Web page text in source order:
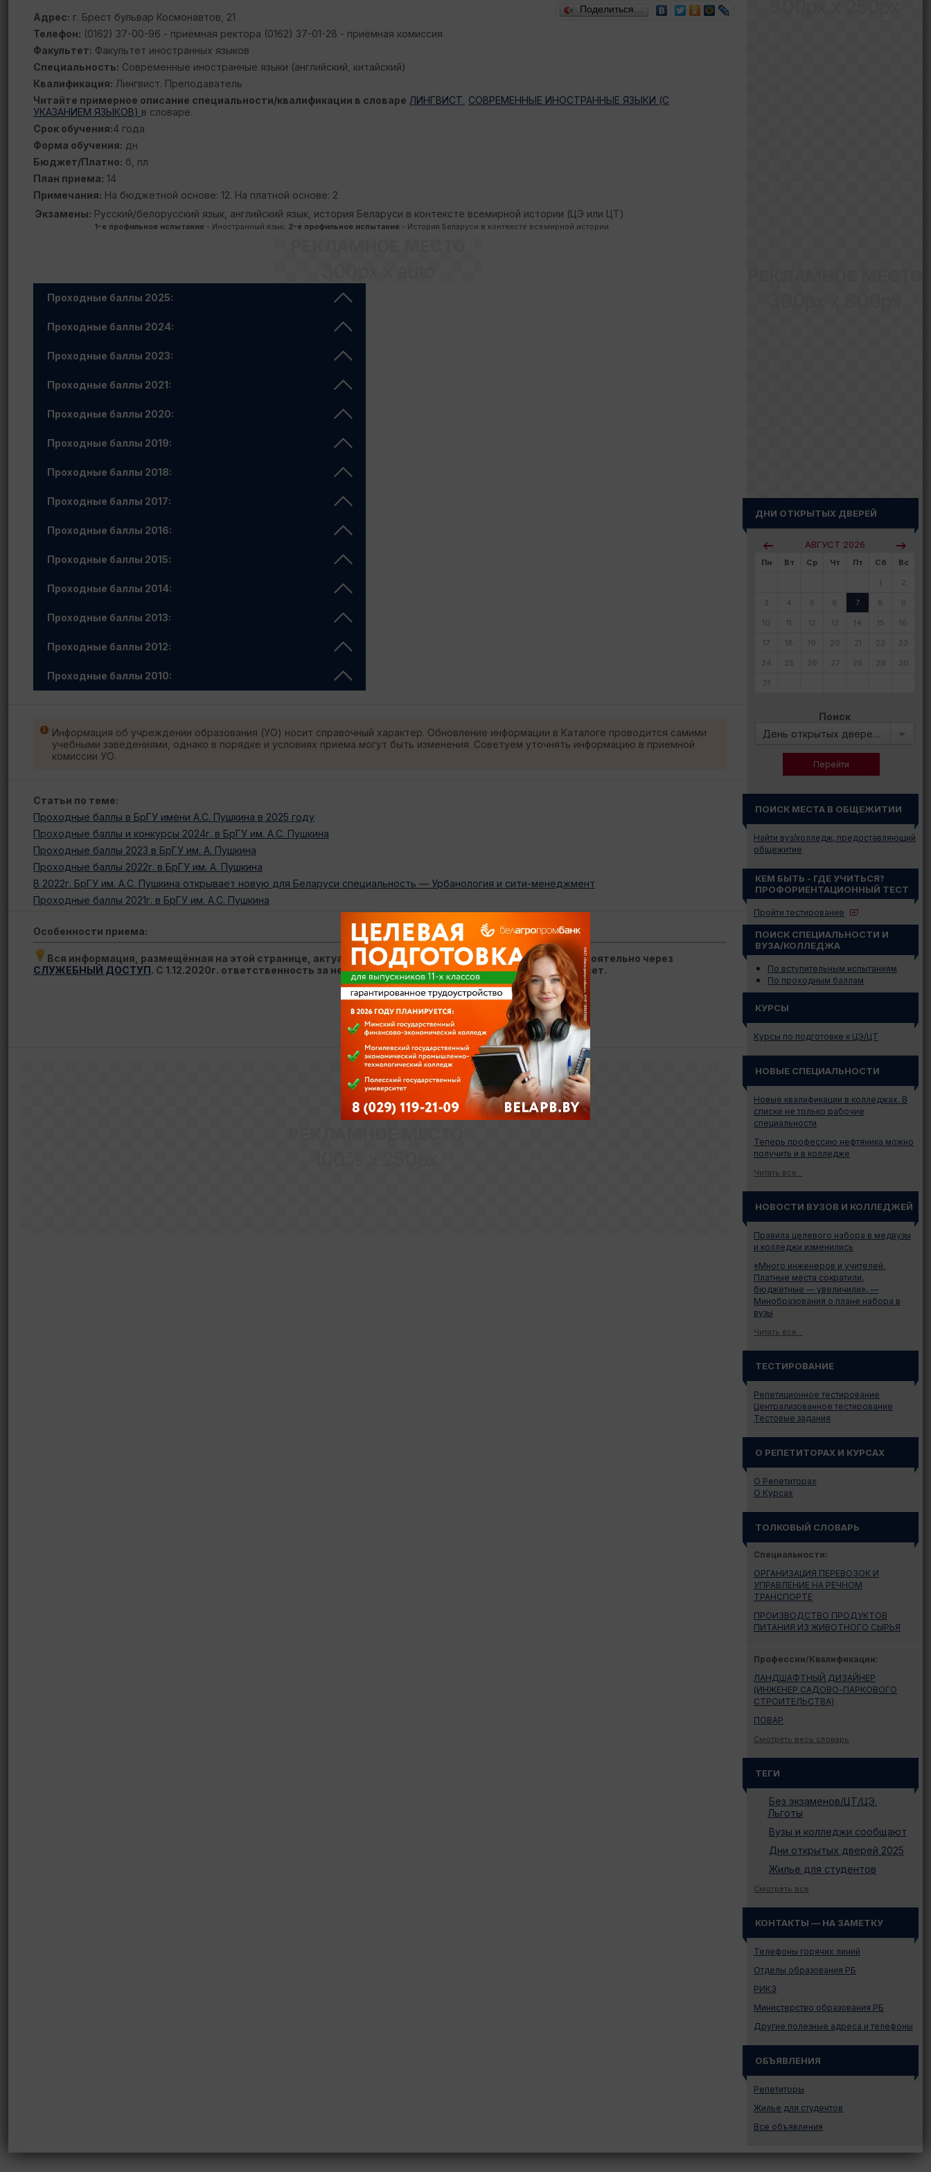
Поделиться…
Адрес: г. Брест бульвар Космонавтов, 21
Телефон: (0162) 37-00-96 - приёмная ректора (0162) 37-01-28 - приёмная комиссия
Факультет: Факультет иностранных языков
Специальность: Современные иностранные языки (английский, китайский)
Квалификация: Лингвист. Преподаватель
Читайте примерное описание специальности/квалификации в словаре ЛИНГВИСТ СОВРЕМЕННЫЕ ИНОСТРАННЫЕ ЯЗЫКИ (С
УКАЗАНИЕМ ЯЗЫКОВ) в словаре.
Срок обучения:4 года
Форма обучения: дн
Бюджет/Платно: б, пл
План приема: 14
Примечания: На бюджетной основе: 12. На платной основе: 2
Экзамены: Русский/белорусский язык, английский язык, история Беларуси в контексте всемирной истории (ЦЭ или ЦТ)
1-е профильное испытание - Иностранный язык; 2-е профильное испытание - История Беларуси в контексте всемирной истории
Проходные баллы 2025:
Проходные баллы 2024:
Проходные баллы 2023:
Проходные баллы 2021:
Проходные баллы 2020:
Проходные баллы 2019:
Проходные баллы 2018:
Проходные баллы 2017:
Проходные баллы 2016:
Проходные баллы 2015:
Проходные баллы 2014:
Проходные баллы 2013:
Проходные баллы 2012:
Проходные баллы 2010:
Информация об учреждении образования (УО) носит справочный характер. Обновление информации в Каталоге проводится самими
учебными заведениями, однако в порядке и условиях приема могут быть изменения. Советуем уточнять информацию в приемной
комиссии УО.
Статьи по теме:
Проходные баллы в БрГУ имени А.С. Пушкина в 2025 году
Проходные баллы и конкурсы 2024г. в БрГУ им. А.С. Пушкина
Проходные баллы 2023 в БрГУ им. А. Пушкина
Проходные баллы 2022г. в БрГУ им. А. Пушкина
В 2022г. БрГУ им. А.С. Пушкина открывает новую для Беларуси специальность — Урбанология и сити-менеджмент
Проходные баллы 2021г. в БрГУ им. А.С. Пушкина
Особенности приема:
Вся информация, размещённая на этой странице, актуализируется учреждением образования самостоятельно через
СЛУЖЕБНЫЙ ДОСТУП. С 1.12.2020г. ответственность за недостоверность данных KudaPostupat.by не несет.
ДНИ ОТКРЫТЫХ ДВЕРЕЙ
АВГУСТ 2026
Пн Вт Ср Чт Пт Сб Вс
1 2
3 4 5 6 7 8 9
10 11 12 13 14 15 16
17 18 19 20 21 22 23
24 25 26 27 28 29 30
31
Поиск
День открытых дверей в:
ПОИСК МЕСТА В ОБЩЕЖИТИИ
Найти вуз/колледж, предоставляющий
общежитие
КЕМ БЫТЬ - ГДЕ УЧИТЬСЯ?
ПРОФОРИЕНТАЦИОННЫЙ ТЕСТ
Пройти тестирование
ПОИСК СПЕЦИАЛЬНОСТИ И
ВУЗА/КОЛЛЕДЖА
По вступительным испытаниям
По проходным баллам
КУРСЫ
Курсы по подготовке к ЦЭ/ЦТ
НОВЫЕ СПЕЦИАЛЬНОСТИ
Новые квалификации в колледжах. В
списке не только рабочие
специальности
Теперь профессию нефтяника можно
получить и в колледже
Читать все...
НОВОСТИ ВУЗОВ И КОЛЛЕДЖЕЙ
Правила целевого набора в медвузы
и колледжи изменились
«Много инженеров и учителей.
Платные места сократили,
бюджетные — увеличили», —
Минобразования о плане набора в
вузы
Читать все...
ТЕСТИРОВАНИЕ
Репетиционное тестирование
Централизованное тестирование
Тестовые задания
О РЕПЕТИТОРАХ И КУРСАХ
О Репетиторах
О Курсах
ТОЛКОВЫЙ СЛОВАРЬ
Специальности:
ОРГАНИЗАЦИЯ ПЕРЕВОЗОК И
УПРАВЛЕНИЕ НА РЕЧНОМ
ТРАНСПОРТЕ
ПРОИЗВОДСТВО ПРОДУКТОВ
ПИТАНИЯ ИЗ ЖИВОТНОГО СЫРЬЯ
Профессии/Квалификации:
ЛАНДШАФТНЫЙ ДИЗАЙНЕР
(ИНЖЕНЕР САДОВО-ПАРКОВОГО
СТРОИТЕЛЬСТВА)
ПОВАР
Смотреть весь словарь
ТЕГИ
Без экзаменов/ЦТ/ЦЭ.
Льготы
Вузы и колледжи сообщают
Дни открытых дверей 2025
Жилье для студентов
Законодательство
Иностранному абитуриенту
Куда поступать на твою
специальность?
Куда поступать? — Это надо
знать!
Новости образования и не
Подготовительные курсы
Подготовка к ЦЭ и ЦТ.
Репетиторы
Поступление в вузы
Проходные баллы в вузах
Беларуси
Распределение
Смотреть все
КОНТАКТЫ — НА ЗАМЕТКУ
Телефоны горячих линий
Отделы образования РБ
РИКЗ
Министерство образования РБ
Другие полезные адреса и телефоны
ОБЪЯВЛЕНИЯ
Репетиторы
Жилье для студентов
Все объявления